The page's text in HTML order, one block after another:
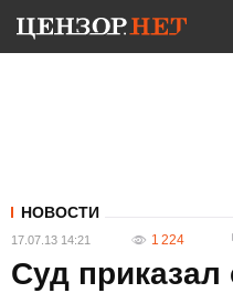
НОВОСТИ
17.07.13 14:21 1 224
Суд приказал